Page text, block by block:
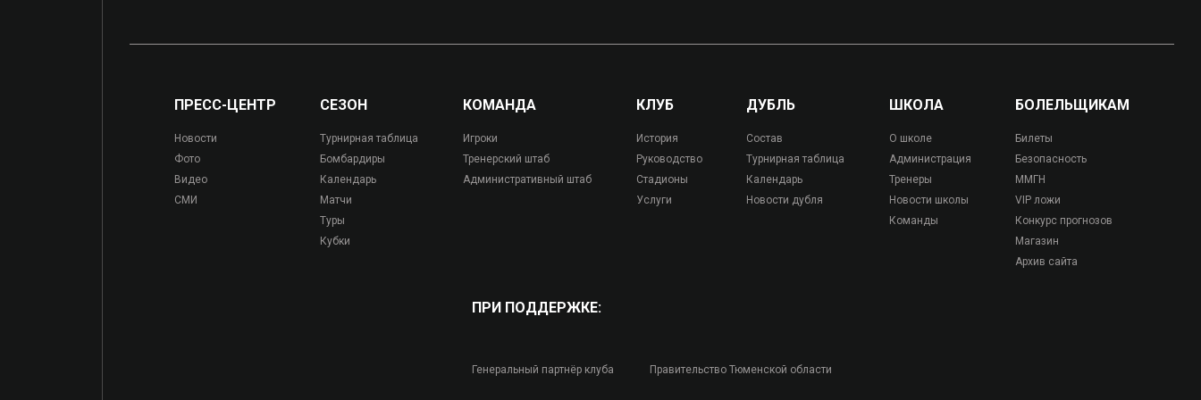
ПРЕСС-ЦЕНТР
Новости
Фото
Видео
СМИ
СЕЗОН
Турнирная таблица
Бомбардиры
Календарь
Матчи
Туры
Кубки
КОМАНДА
Игроки
Тренерский штаб
Административный штаб
КЛУБ
История
Руководство
Стадионы
Услуги
ДУБЛЬ
Состав
Турнирная таблица
Календарь
Новости дубля
ШКОЛА
О школе
Администрация
Тренеры
Новости школы
Команды
БОЛЕЛЬЩИКАМ
Билеты
Безопасность
ММГН
VIP ложи
Конкурс прогнозов
Магазин
Архив сайта
ПРИ ПОДДЕРЖКЕ:
Генеральный партнёр клуба Правительство Тюменской области